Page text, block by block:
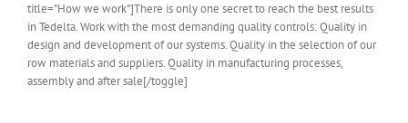
title="How we work"]There is only one secret to reach the best results
in Tedelta. Work with the most demanding quality controls: Quality in
design and development of our systems. Quality in the selection of our
row materials and suppliers. Quality in manufacturing processes,
assembly and after sale[/toggle]